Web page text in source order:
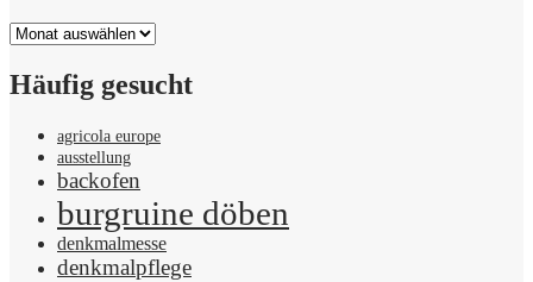
Archiv
Häufig gesucht
agricola europe
ausstellung
backofen
burgruine döben
denkmalmesse
denkmalpflege